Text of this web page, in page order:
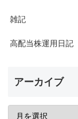
雑記
高配当株運用日記
アーカイブ